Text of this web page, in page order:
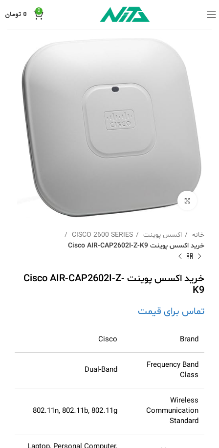
0
0 تومان
خانه اکسس پوینت
CISCO 2600 SERIES
خرید اکسس پوینت Cisco AIR-CAP2602I-Z-K9
خرید اکسس پوینت Cisco AIR-CAP2602I-Z-
K9
تماس برای قیمت
Brand
Cisco
Frequency Band
Class
Dual-Band
Wireless
Communication
Standard
802.11n, 802.11b, 802.11g